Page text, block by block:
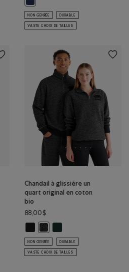
NON GENRÉE DURABLE
VASTE CHOIX DE TAILLES
en coton bio: NOIR Couleur
original en coton bio: POIVRE NOIR
quart original en coton bio: VARSITY
Chandail à glissière un
quart original en coton
bio
88,00$
Chandail à glissière un quart
Chandail à glissière un quart
NON GENRÉE DURABLE
VASTE CHOIX DE TAILLES